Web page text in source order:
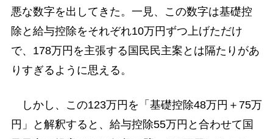
悪な数字を出してきた。一見、この数字は基礎控
除と給与控除をそれぞれ10万円ずつ上げただけ
で、178万円を主張する国民民主案とは隔たりがあ
りすぎるように思える。
しかし、この123万円を「基礎控除48万円＋75万
円」と解釈すると、給与控除55万円と合わせて国